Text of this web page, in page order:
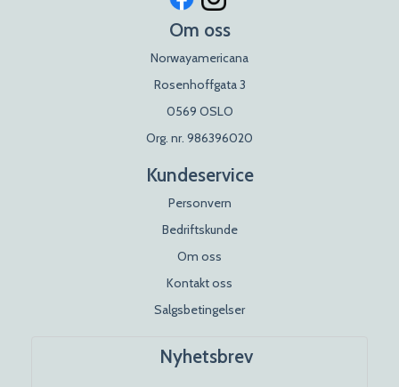
Om oss
Norwayamericana
Rosenhoffgata 3
0569 OSLO
Org. nr. 986396020
Kundeservice
Personvern
Bedriftskunde
Om oss
Kontakt oss
Salgsbetingelser
Nyhetsbrev